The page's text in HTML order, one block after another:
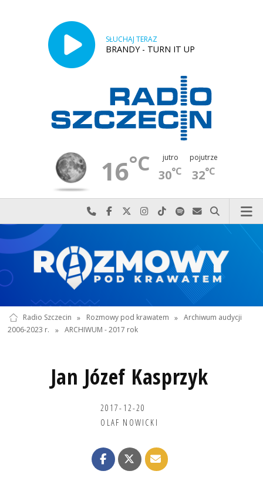
SŁUCHAJ TERAZ
BRANDY - TURN IT UP
16°C jutro
30°C
pojutrze
32°C
Najlepiej po prostu do nas zadzwoń
Odwiedź nas na Facebook-u
Odwiedź nas na X
Odwiedź nas na Instagram-ie
Odwiedź nas na TikTok-u
Szukaj nas na Spotify
Wyślij do nas
Szukaj
Radio Szczecin » Rozmowy pod krawatem » Archiwum audycji
2006-2023 r.
» ARCHIWUM - 2017 rok
Jan Józef Kasprzyk
2017-12-20
OLAF NOWICKI